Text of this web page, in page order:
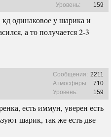
Уровень:
159
кд одинаковое у шарика и
а то получается 2-3
Сообщения: 2211
Атмосферы:
710
Уровень:
159
есть иммун, уверен есть
шарик, так же есть две